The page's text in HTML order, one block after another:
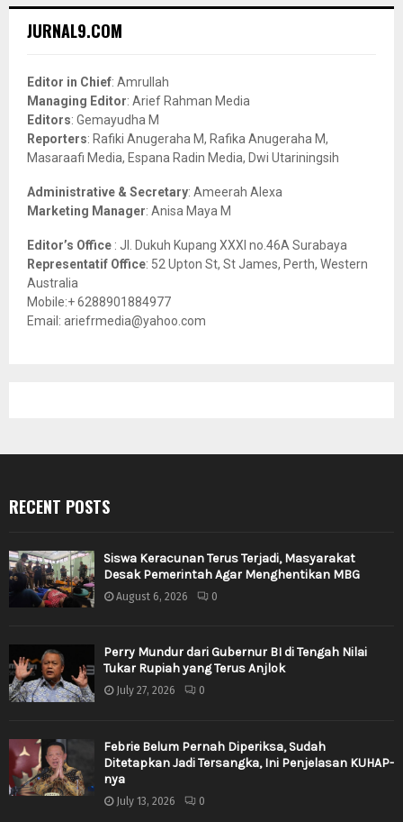
h
o
r
:
JURNAL9.COM
Editor in Chief: Amrullah
Managing Editor: Arief Rahman Media
Editors: Gemayudha M
Reporters: Rafiki Anugeraha M, Rafika Anugeraha M,
Masaraafi Media, Espana Radin Media, Dwi Utariningsih
Administrative & Secretary: Ameerah Alexa
Marketing Manager: Anisa Maya M
Editor’s Office : Jl. Dukuh Kupang XXXI no.46A Surabaya
Representatif Office: 52 Upton St, St James, Perth, Western
Australia
Mobile:+ 6288901884977
Email: ariefrmedia@yahoo.com
RECENT POSTS
Siswa Keracunan Terus Terjadi, Masyarakat
Desak Pemerintah Agar Menghentikan MBG
August 6, 2026 0
Perry Mundur dari Gubernur BI di Tengah Nilai
Tukar Rupiah yang Terus Anjlok
July 27, 2026 0
Febrie Belum Pernah Diperiksa, Sudah
Ditetapkan Jadi Tersangka, Ini Penjelasan KUHAP-
nya
July 13, 2026 0